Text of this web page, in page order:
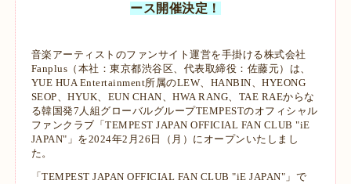
ース開催決定！
音楽アーティストのファンサイト運営を手掛ける株式会社
Fanplus（本社：東京都渋谷区、代表取締役：佐藤元）は、
YUE HUA Entertainment所属のLEW、HANBIN、HYEONG
SEOP、HYUK、EUN CHAN、HWA RANG、TAE RAEからな
る韓国発7人組グローバルグループTEMPESTのオフィシャル
ファンクラブ「TEMPEST JAPAN OFFICIAL FAN CLUB "iE
JAPAN"」を2024年2月26日（月）にオープンいたしまし
た。
「TEMPEST JAPAN OFFICIAL FAN CLUB "iE JAPAN"」で